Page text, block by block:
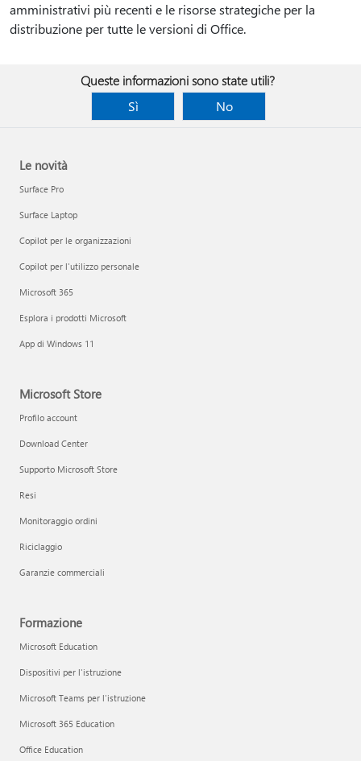
amministrativi più recenti e le risorse strategiche per la
distribuzione per tutte le versioni di Office.
Queste informazioni sono state utili?
Sì
No
Le novità
Surface Pro
Surface Laptop
Copilot per le organizzazioni
Copilot per l'utilizzo personale
Microsoft 365
Esplora i prodotti Microsoft
App di Windows 11
Microsoft Store
Profilo account
Download Center
Supporto Microsoft Store
Resi
Monitoraggio ordini
Riciclaggio
Garanzie commerciali
Formazione
Microsoft Education
Dispositivi per l'istruzione
Microsoft Teams per l'istruzione
Microsoft 365 Education
Office Education